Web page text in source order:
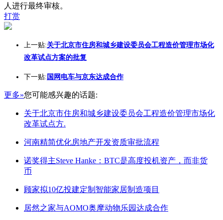
人进行最终审核。
打赏
上一贴:关于北京市住房和城乡建设委员会工程造价管理市场化
改革试点方案的批复
下一贴: 国网电车与京东达成合作
更多»您可能感兴趣的话题:
关于北京市住房和城乡建设委员会工程造价管理市场化
改革试点方.
河南精简优化房地产开发资质审批流程
诺奖得主Steve Hanke：BTC是高度投机资产，而非货
币
顾家拟10亿投建定制智能家居制造项目
居然之家与AOMO奥摩动物乐园达成合作